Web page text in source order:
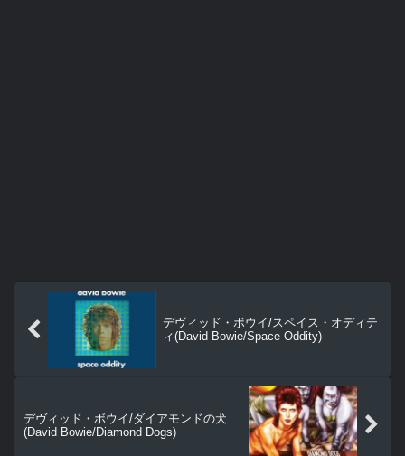
デヴィッド・ボウイ/スペイス・オディテ
ィ(David Bowie/Space Oddity)
デヴィッド・ボウイ/ダイアモンドの犬
(David Bowie/Diamond Dogs)